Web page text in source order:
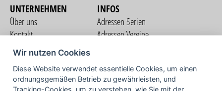
UNTERNEHMEN
Über uns
Kontakt
Nutzungsbedingungen
Datenschutzerklärung
Impressum
INFOS
Adressen Serien
Adressen Vereine
COMMUNITY
Wir nutzen Cookies
Diese Website verwendet essentielle Cookies, um einen
ordnungsgemäßen Betrieb zu gewährleisten, und